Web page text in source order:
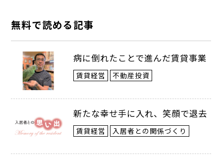
無料で読める記事
病に倒れたことで進んだ賃貸事業
賃貸経営 不動産投資
新たな幸せ手に入れ、笑顔で退去
賃貸経営 入居者との関係づくり